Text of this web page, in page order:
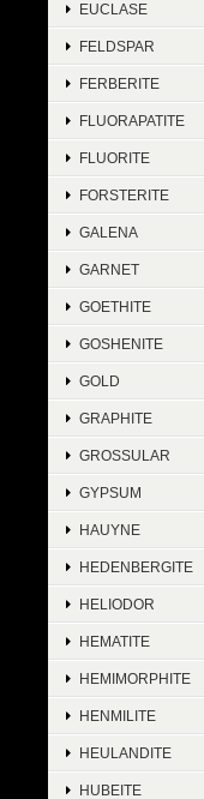
EUCLASE
FELDSPAR
FERBERITE
FLUORAPATITE
FLUORITE
FORSTERITE
GALENA
GARNET
GOETHITE
GOSHENITE
GOLD
GRAPHITE
GROSSULAR
GYPSUM
HAUYNE
HEDENBERGITE
HELIODOR
HEMATITE
HEMIMORPHITE
HENMILITE
HEULANDITE
HUBEITE